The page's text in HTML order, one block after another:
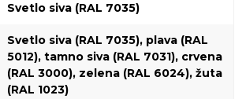
Svetlo siva (RAL 7035)
Svetlo siva (RAL 7035), plava (RAL
5012), tamno siva (RAL 7031), crvena
(RAL 3000), zelena (RAL 6024), žuta
(RAL 1023)